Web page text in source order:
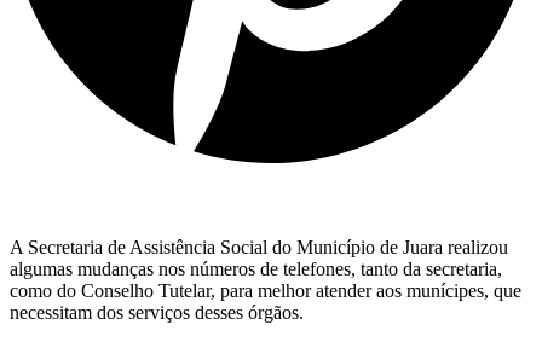
A Secretaria de Assistência Social do Município de Juara realizou
algumas mudanças nos números de telefones, tanto da secretaria,
como do Conselho Tutelar, para melhor atender aos munícipes, que
necessitam dos serviços desses órgãos.